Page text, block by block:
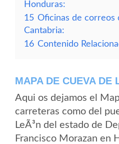
Honduras:
15 Oficinas de correos
Cantabria:
16 Contenido
MAPA DE CUEVA DE
Aqui os dejamos el
carreteras como del
LeÃ³n del estado de
Francisco Morazan en